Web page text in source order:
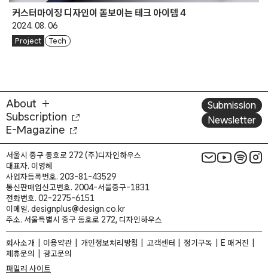
커스터마이징 디자인이 돋보이는 테크 아이템 4
2024. 08. 06
Project Tech
About
Subscription
E-Magazine
Submission
Newsletter
서울시 중구 동호로 272 (주)디자인하우스
대표자. 이영혜
사업자등록번호. 203-81-43529
통신판매업신고번호. 2004-서울중구-1831
전화번호. 02-2275-6151
이메일. designplus@design.co.kr
주소. 서울특별시 중구 동호로 272, 디자인하우스
회사소개 이용약관 개인정보처리방침 고객센터 정기구독
E 매거진
제휴문의
광고문의
패밀리 사이트